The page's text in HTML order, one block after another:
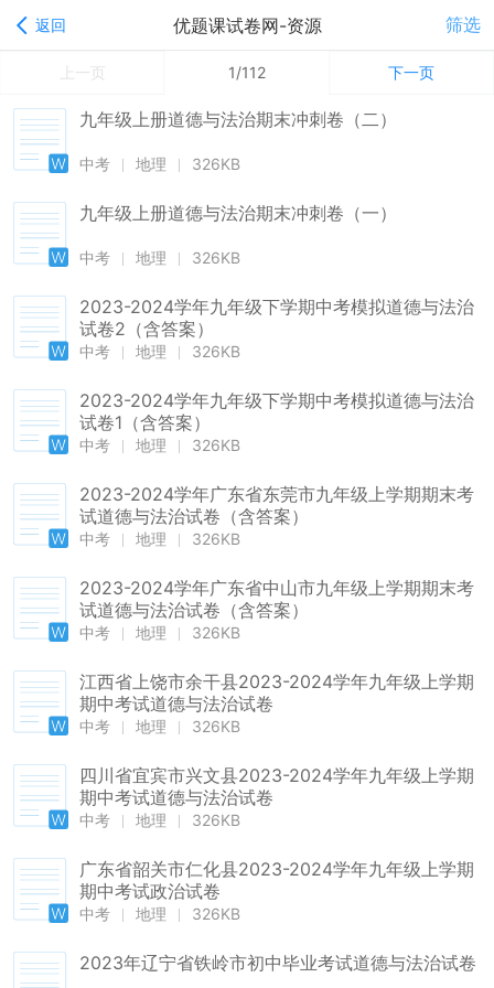
返回 优题课试卷网-资源 筛选
上一页 1/112 下一页
九年级上册道德与法治期末冲刺卷（二）
中考 地理 326KB
九年级上册道德与法治期末冲刺卷（一）
中考 地理 326KB
2023-2024学年九年级下学期中考模拟道德与法治
试卷2（含答案）
中考 地理 326KB
2023-2024学年九年级下学期中考模拟道德与法治
试卷1（含答案）
中考 地理 326KB
2023-2024学年广东省东莞市九年级上学期期末考
试道德与法治试卷（含答案）
中考 地理 326KB
2023-2024学年广东省中山市九年级上学期期末考
试道德与法治试卷（含答案）
中考 地理 326KB
江西省上饶市余干县2023-2024学年九年级上学期
期中考试道德与法治试卷
中考 地理 326KB
四川省宜宾市兴文县2023-2024学年九年级上学期
期中考试道德与法治试卷
中考 地理 326KB
广东省韶关市仁化县2023-2024学年九年级上学期
期中考试政治试卷
中考 地理 326KB
2023年辽宁省铁岭市初中毕业考试道德与法治试卷